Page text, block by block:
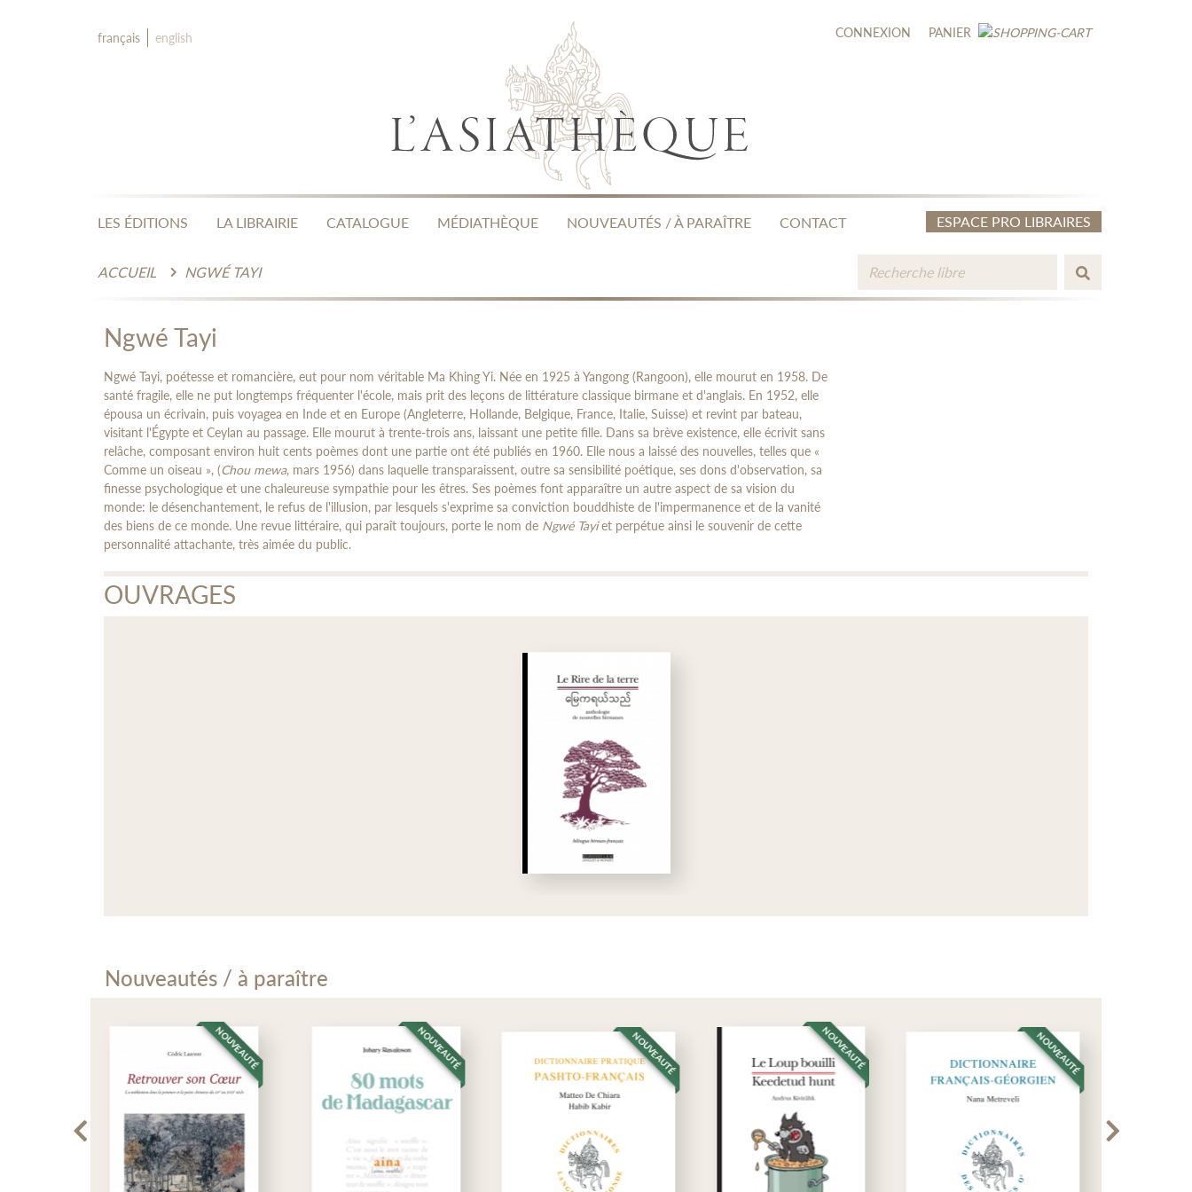
français english CONNEXION PANIER
LES ÉDITIONS LA LIBRAIRIE CATALOGUE MÉDIATHÈQUE NOUVEAUTÉS / À PARAÎTRE CONTACT ESPACE PRO LIBRAIRES
ACCUEIL NGWÉ TAYI
Ngwé Tayi
Ngwé Tayi, poétesse et romancière, eut pour nom véritable Ma Khing Yi. Née en 1925 à Yangong (Rangoon), elle mourut en 1958. De
santé fragile, elle ne put longtemps fréquenter l'école, mais prit des leçons de littérature classique birmane et d'anglais. En 1952, elle
épousa un écrivain, puis voyagea en Inde et en Europe (Angleterre, Hollande, Belgique, France, Italie, Suisse) et revint par bateau,
visitant l'Égypte et Ceylan au passage. Elle mourut à trente-trois ans, laissant une petite fille. Dans sa brève existence, elle écrivit sans
relâche, composant environ huit cents poèmes dont une partie ont été publiés en 1960. Elle nous a laissé des nouvelles, telles que «
Comme un oiseau », (Chou mewa, mars 1956) dans laquelle transparaissent, outre sa sensibilité poétique, ses dons d'observation, sa
finesse psychologique et une chaleureuse sympathie pour les êtres. Ses poèmes font apparaître un autre aspect de sa vision du
monde: le désenchantement, le refus de l'illusion, par lesquels s'exprime sa conviction bouddhiste de l'impermanence et de la vanité
des biens de ce monde. Une revue littéraire, qui paraît toujours, porte le nom de Ngwé Tayiet perpétue ainsi le souvenir de cette
personnalité attachante, très aimée du public.
OUVRAGES
Nouveautés / à paraître
NOUVEAUTÉ NOUVEAUTÉ NOUVEAUTÉ NOUVEAUTÉ NOUVEAUTÉ